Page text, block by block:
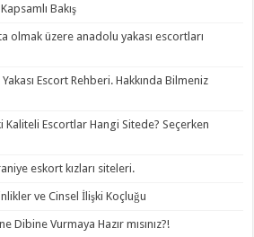
Bakış
olmak üzere anadolu yakası escortları
Escort Rehberi. Hakkında Bilmeniz
Kaliteli Escortlar Hangi Sitede? Seçerken
eskort kızları siteleri.
ve Cinsel İlişki Koçluğu
Dibine Vurmaya Hazır mısınız?!